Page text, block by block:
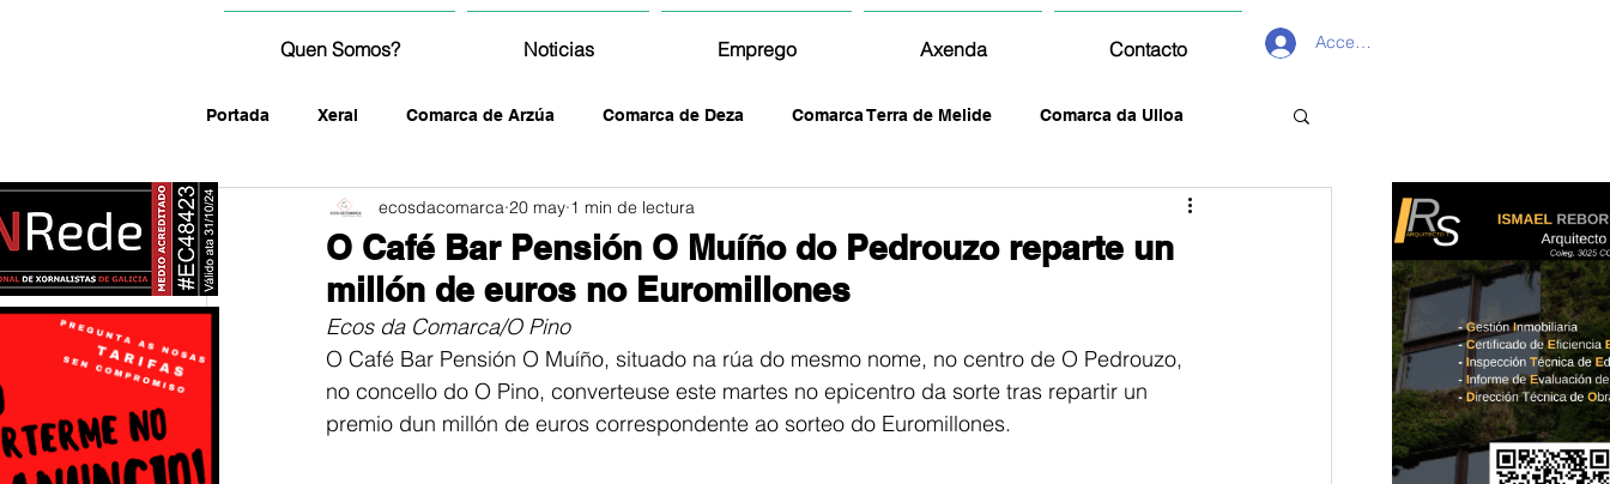
Quen Somos? Noticias Emprego Axenda Contacto Acceder
Portada Xeral Comarca de Arzúa Comarca de Deza Comarca Terra de Melide Comarca da Ulloa
fotografía
O Café Bar Pensión O Muíño do Pedrouzo reparte un
millón de euros no Euromillones
ecosdacomarca 20 may 1 min de lectura
Ecos da Comarca/O Pino
O Café Bar Pensión O Muíño, situado na rúa do mesmo nome, no centro de O Pedrouzo,
no concello do O Pino, converteuse este martes no epicentro da sorte tras repartir un
premio dun millón de euros correspondente ao sorteo do Euromillones.